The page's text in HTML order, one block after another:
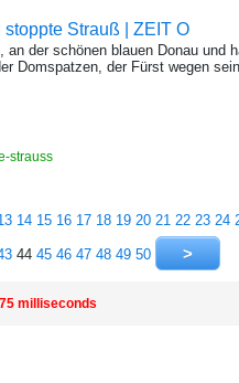
Strauß | ZEIT O
an der schönen blauen Donau und
Domspatzen, der Fürst wegen
strauss
14 15 16 17 18 19 20 21 22 23 24
44 45 46 47 48 49 50
milliseconds